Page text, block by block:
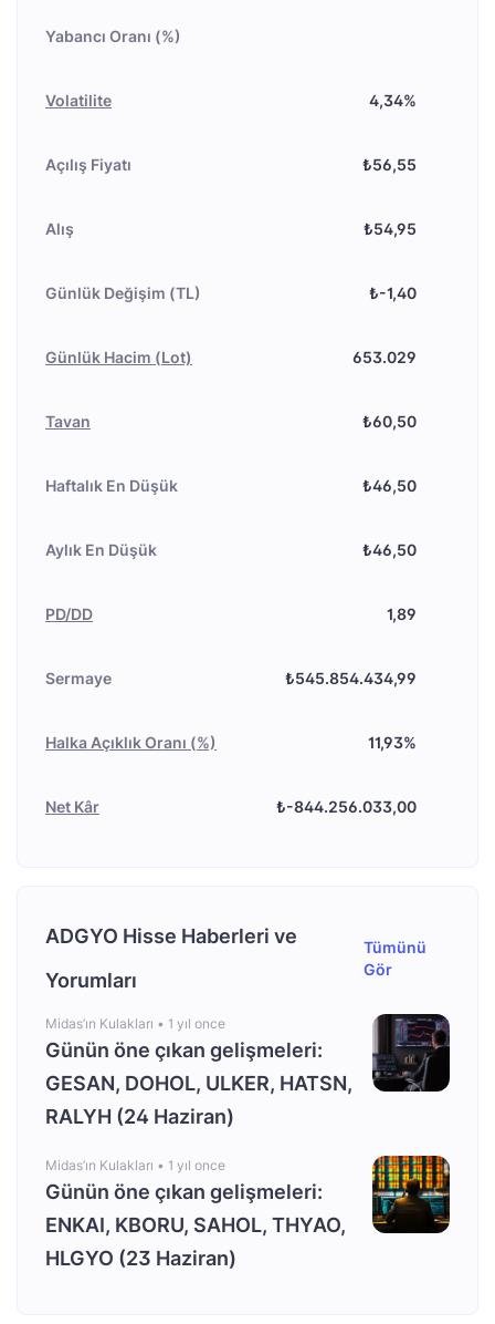
Yabancı Oranı (%)
Volatilite 4,34%
Açılış Fiyatı ₺56,55
Alış ₺54,95
Günlük Değişim (TL) ₺-1,40
Günlük Hacim (Lot) 653.029
Tavan ₺60,50
Haftalık En Düşük ₺46,50
Aylık En Düşük ₺46,50
PD/DD 1,89
Sermaye ₺545.854.434,99
Halka Açıklık Oranı (%) 11,93%
Net Kâr ₺-844.256.033,00
ADGYO Hisse Haberleri ve
Yorumları
Tümünü
Gör
Midas’ın Kulakları • 1 yıl once
Günün öne çıkan gelişmeleri:
GESAN, DOHOL, ULKER, HATSN,
RALYH (24 Haziran)
Midas’ın Kulakları • 1 yıl once
Günün öne çıkan gelişmeleri:
ENKAI, KBORU, SAHOL, THYAO,
HLGYO (23 Haziran)